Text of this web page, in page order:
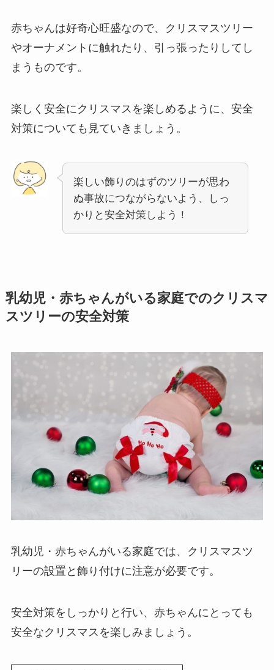
赤ちゃんは好奇心旺盛なので、クリスマスツリー
やオーナメントに触れたり、引っ張ったりしてし
まうものです。
楽しく安全にクリスマスを楽しめるように、安全
対策についても見ていきましょう。
楽しい飾りのはずのツリーが思わ
ぬ事故につながらないよう、しっ
かりと安全対策しよう！
乳幼児・赤ちゃんがいる家庭でのクリスマ
スツリーの安全対策
乳幼児・赤ちゃんがいる家庭では、クリスマスツ
リーの設置と飾り付けに注意が必要です。
安全対策をしっかりと行い、赤ちゃんにとっても
安全なクリスマスを楽しみましょう。